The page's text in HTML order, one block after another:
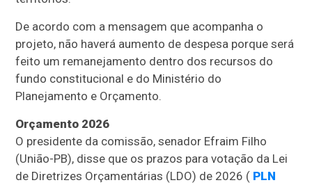
De acordo com a mensagem que acompanha o
projeto, não haverá aumento de despesa porque será
feito um remanejamento dentro dos recursos do
fundo constitucional e do Ministério do
Planejamento e Orçamento.
Orçamento 2026
O presidente da comissão, senador Efraim Filho
(União-PB), disse que os prazos para votação da Lei
de Diretrizes Orçamentárias (LDO) de 2026 ( PLN